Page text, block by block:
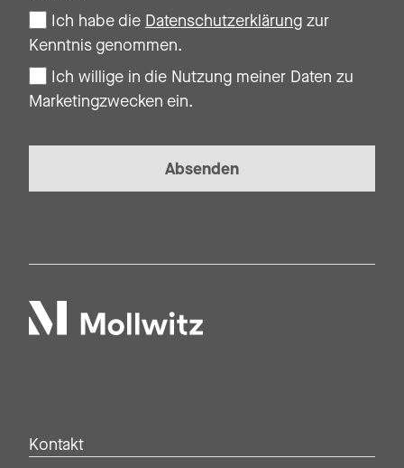
Ich habe die Datenschutzerklärung zur
Kenntnis genommen.
Ich willige in die Nutzung meiner Daten zu
Marketingzwecken ein.
Kontakt